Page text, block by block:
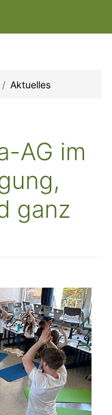
Aktuelles
AG im
ganz